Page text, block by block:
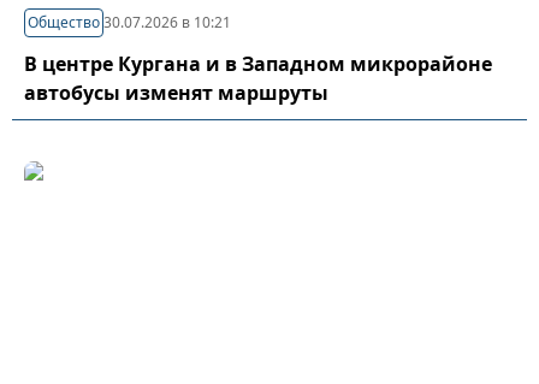
Общество30.07.2026 в 10:21
В центре Кургана и в Западном микрорайоне
автобусы изменят маршруты